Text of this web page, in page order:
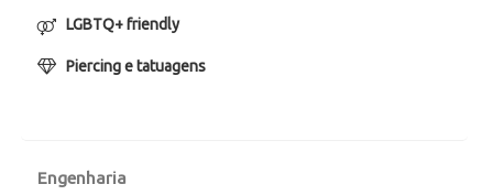
LGBTQ+ friendly
Piercing e tatuagens
Engenharia